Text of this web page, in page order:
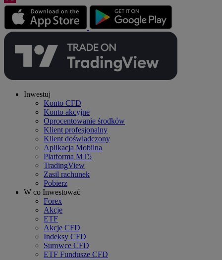
Inwestuj
Konto CFD
Konto akcyjne
Oprocentowanie środków
Klient profesjonalny
Klient doświadczony
Aplikacja Mobilna
Platforma MT5
TradingView
Zasil rachunek
Pobierz
W co Inwestować
Forex
Akcje
ETF
Akcje CFD
Indeksy CFD
Surowce CFD
ETF Fundusze CFD